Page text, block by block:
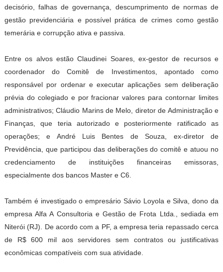
decisório, falhas de governança, descumprimento de normas de
gestão previdenciária e possível prática de crimes como gestão
temerária e corrupção ativa e passiva.
Entre os alvos estão Claudinei Soares, ex-gestor de recursos e
coordenador do Comitê de Investimentos, apontado como
responsável por ordenar e executar aplicações sem deliberação
prévia do colegiado e por fracionar valores para contornar limites
administrativos; Cláudio Marins de Melo, diretor de Administração e
Finanças, que teria autorizado e posteriormente ratificado as
operações; e André Luis Bentes de Souza, ex-diretor de
Previdência, que participou das deliberações do comitê e atuou no
credenciamento de instituições financeiras emissoras,
especialmente dos bancos Master e C6.
Também é investigado o empresário Sávio Loyola e Silva, dono da
empresa Alfa A Consultoria e Gestão de Frota Ltda., sediada em
Niterói (RJ). De acordo com a PF, a empresa teria repassado cerca
de R$ 600 mil aos servidores sem contratos ou justificativas
econômicas compatíveis com sua atividade.